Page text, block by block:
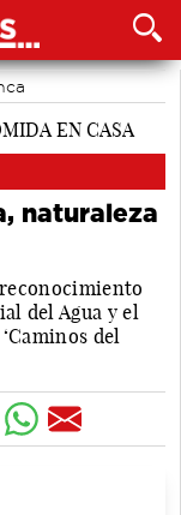
naturaleza
del Agua y el
del